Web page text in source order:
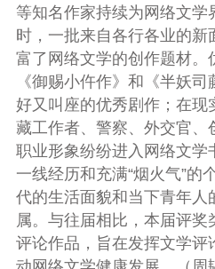
等知名作家持续为网络文学
时，一批来自各行各业的新
富了网络文学的创作题材。
《御赐小仵作》和《半妖
好又叫座的优秀剧作；在现
藏工作者、警察、外交官、
职业形象纷纷进入网络文学
一线经历和充满“烟火气”的
代的生活面貌和当下青年人
属。与往届相比，本届评奖
评论作品，旨在发挥文学评